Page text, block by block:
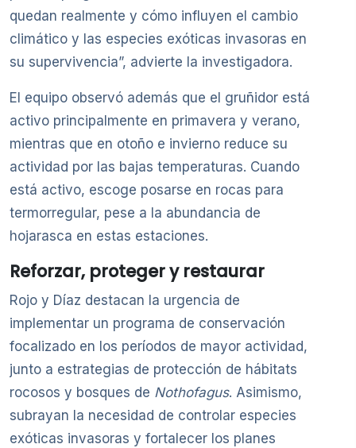
quedan realmente y cómo influyen el cambio
climático y las especies exóticas invasoras en
su supervivencia”, advierte la investigadora.
El equipo observó además que el gruñidor está
activo principalmente en primavera y verano,
mientras que en otoño e invierno reduce su
actividad por las bajas temperaturas. Cuando
está activo, escoge posarse en rocas para
termorregular, pese a la abundancia de
hojarasca en estas estaciones.
Reforzar, proteger y restaurar
Rojo y Díaz destacan la urgencia de
implementar un programa de conservación
focalizado en los períodos de mayor actividad,
junto a estrategias de protección de hábitats
rocosos y bosques de Nothofagus. Asimismo,
subrayan la necesidad de controlar especies
exóticas invasoras y fortalecer los planes